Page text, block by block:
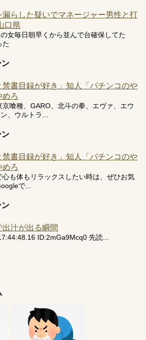
らした疑いでマネージャー男性と打
口県
女毎日朝早くから並んで台確保してた
た
ン
書目録が好き」知人「パチンコのや
ろ
喰種、GARO、北斗の拳、エヴァ、エウ
、ウルトラ...
ン
書目録が好き」知人「パチンコのや
ろ
も体もリラックスしたい時は、ぜひお気
で...
ン
汁が出る瞬間
ID:2mGa9Mcq0 先読...